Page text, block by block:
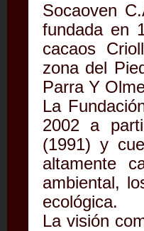
Socaoven
fundada en
cacaos
zona del
Parra Y
La
2002 a
(1991) y
altamente
ambiental,
ecológica.
La visión